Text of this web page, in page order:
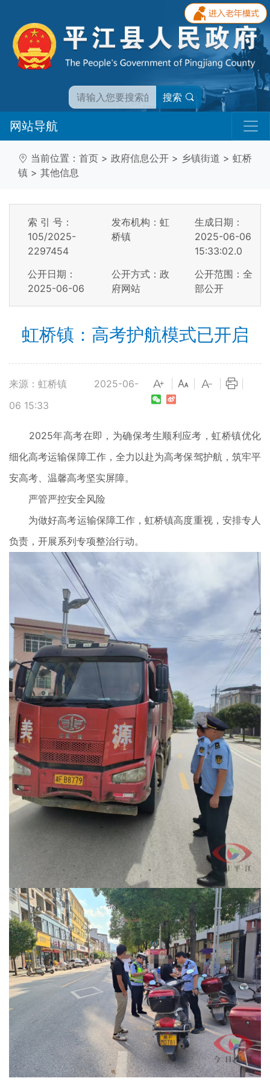
搜索
网站导航
当前位置： 首页 > 政府信息公开 > 乡镇街道 > 虹桥
镇 > 其他信息
索 引 号：
105/2025-
2297454
发布机构：虹
桥镇
生成日期：
2025-06-06
15:33:02.0
公开日期：
2025-06-06
公开方式：政
府网站
公开范围：全
部公开
虹桥镇：高考护航模式已开启
来源：虹桥镇
2025-06-
06 15:33
2025年高考在即，为确保考生顺利应考，虹桥镇优化
细化高考运输保障工作，全力以赴为高考保驾护航，筑牢平
安高考、温馨高考坚实屏障。
严管严控安全风险
为做好高考运输保障工作，虹桥镇高度重视，安排专人
负责，开展系列专项整治行动。